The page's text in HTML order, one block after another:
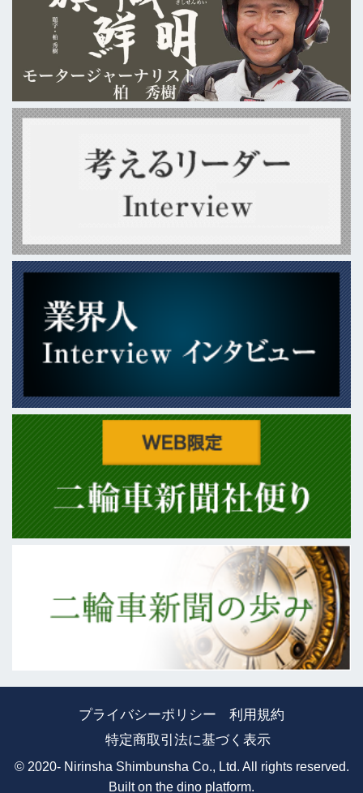
プライバシーポリシー
利用規約
特定商取引法に基づく表示
© 2020- Nirinsha Shimbunsha Co., Ltd. All rights reserved.
Built on the dino platform.